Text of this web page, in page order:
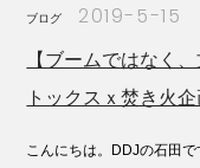
ブログ 2019-5-15
【ブームではなく
トックスｘ焚き火
こんにちは。DDJの石田